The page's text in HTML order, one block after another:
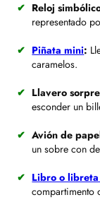
Reloj
representado
Piñata mini:
caramelos.
Llavero
esconder un
Avión de
un sobre con
Libro o libreta
compartimento